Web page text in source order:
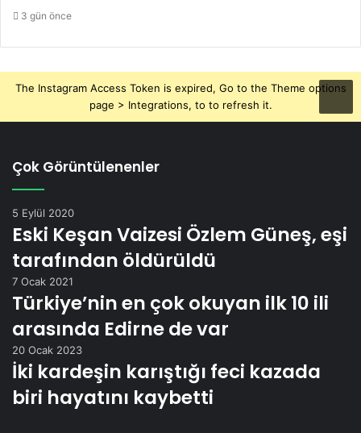
3 gün önce
The Instagram Access Token is expired, Go to the Theme options
page > Integrations, to to refresh it.
Çok Görüntülenenler
5 Eylül 2020
Eski Keşan Vaizesi Özlem Güneş, eşi
tarafından öldürüldü
7 Ocak 2021
Türkiye’nin en çok okuyan ilk 10 ili
arasında Edirne de var
20 Ocak 2023
İki kardeşin karıştığı feci kazada
biri hayatını kaybetti